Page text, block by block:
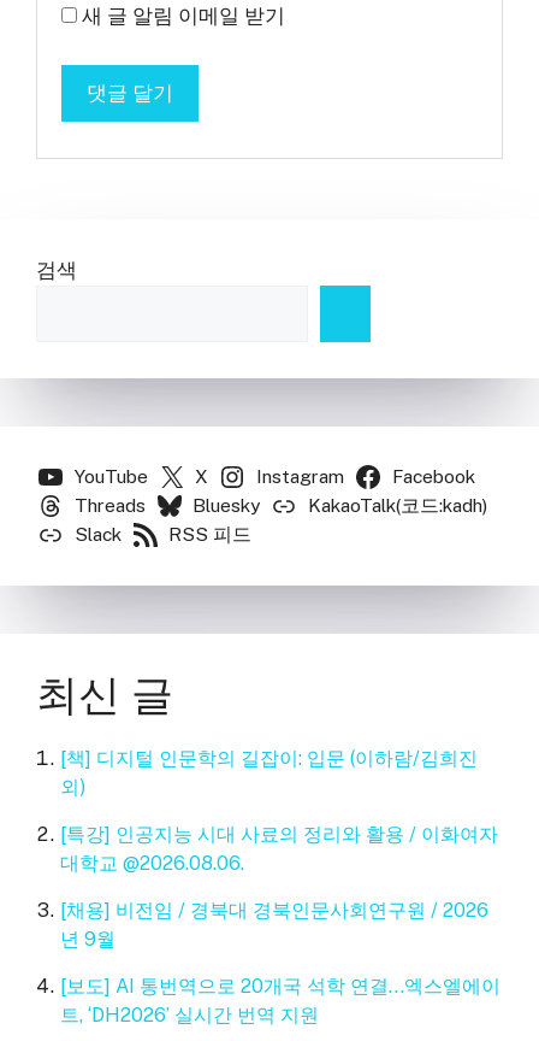
새 글 알림 이메일 받기
검색
YouTube X Instagram
Facebook
Threads
Bluesky
KakaoTalk(코드:kadh)
Slack
RSS 피드
최신 글
[책] 디지털 인문학의 길잡이: 입문 (이하람/김희진
외)
[특강] 인공지능 시대 사료의 정리와 활용 / 이화여자
대학교 @2026.08.06.
[채용] 비전임 / 경북대 경북인문사회연구원 / 2026
년 9월
[보도] AI 통번역으로 20개국 석학 연결…엑스엘에이
트, ‘DH2026’ 실시간 번역 지원